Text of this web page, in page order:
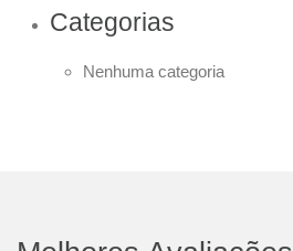
Categorias
Nenhuma categoria